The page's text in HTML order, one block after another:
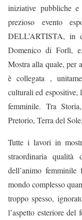
iniziative pubbliche
prezioso evento
DELL’ARTISTA,
Domenico di Forlì,
Mostra alla quale, per
è collegata ,
culturali ed espositive,
femminile. Tra
Pretorio, Terra del
Tutte i lavori in
straordinaria
dell’animo
mondo complesso
troppo spesso,
l’aspetto esteriore